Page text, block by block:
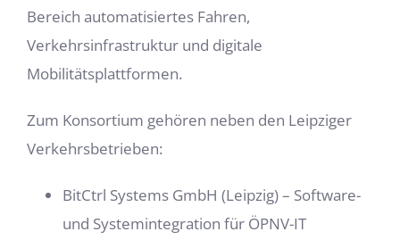
Bereich automatisiertes Fahren,
Verkehrsinfrastruktur und digitale
Mobilitätsplattformen.
Zum Konsortium gehören neben den Leipziger
Verkehrsbetrieben:
BitCtrl Systems GmbH (Leipzig) – Software-
und Systemintegration für ÖPNV-IT